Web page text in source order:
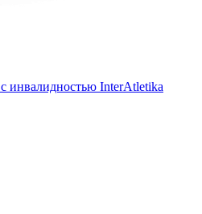
инвалидностью InterAtletika